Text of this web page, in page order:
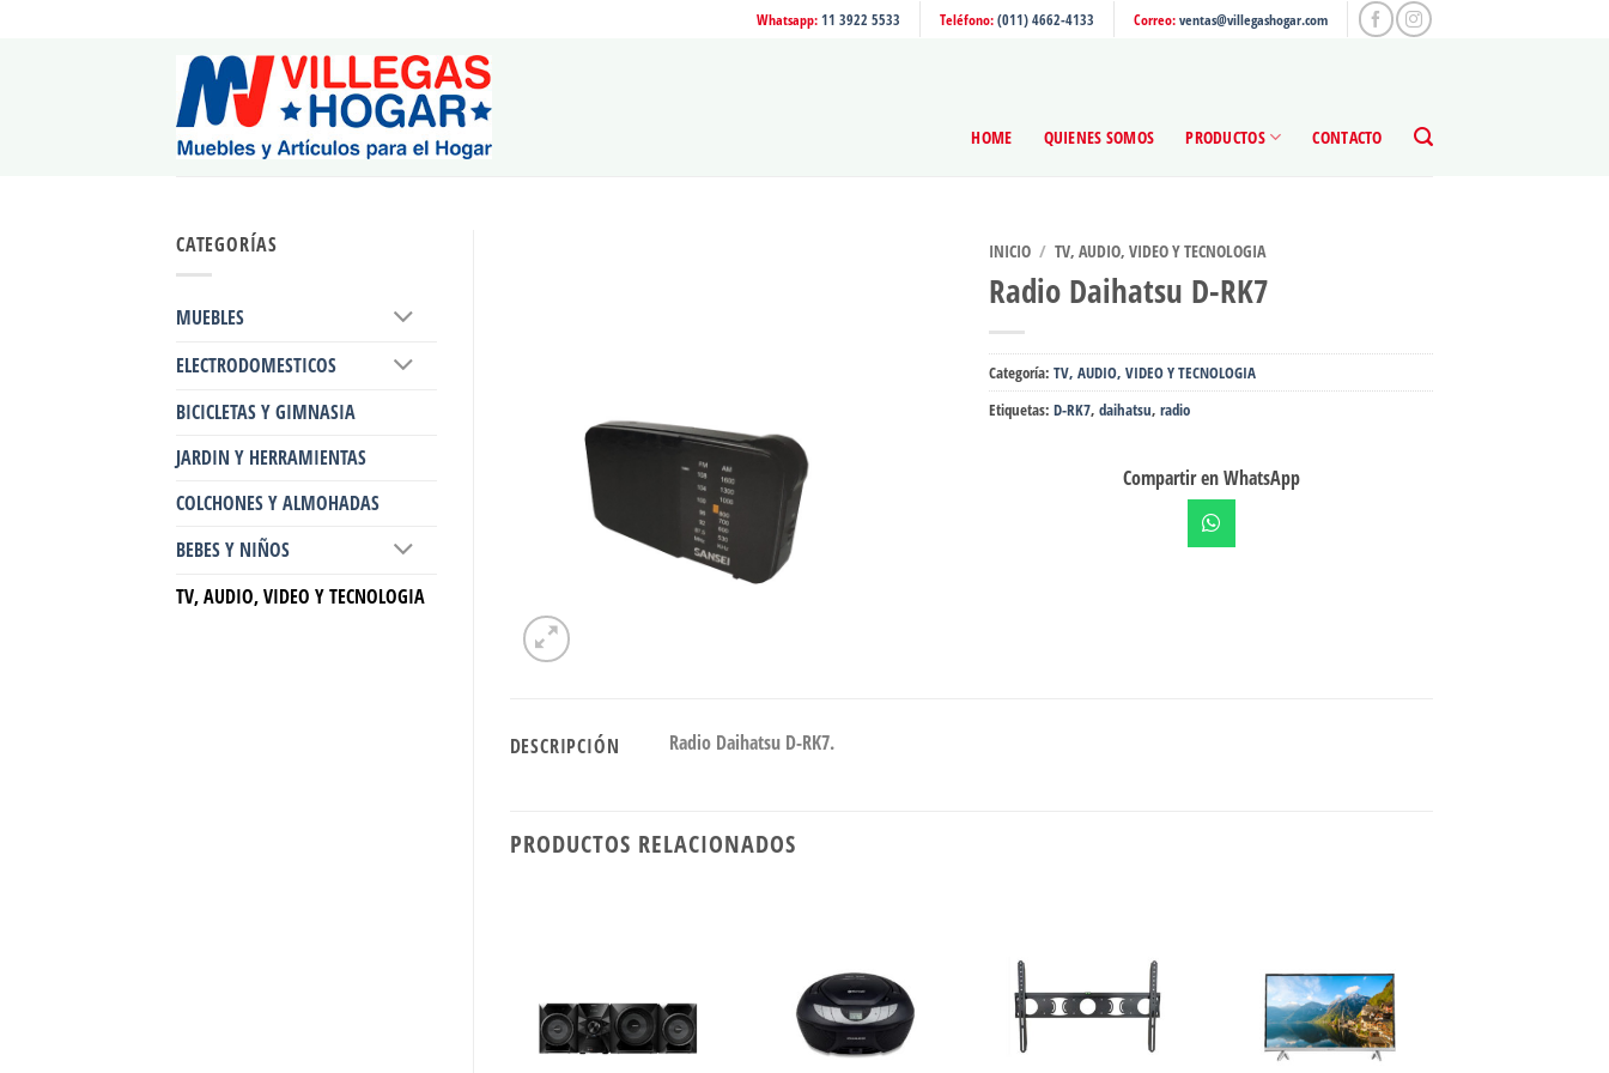
Whatsapp:11 3922 5533 Teléfono:(011) 4662-4133 Correo:ventas@villegashogar.com
HOME QUIENES SOMOS PRODUCTOS CONTACTO
CATEGORÍAS
MUEBLES
ELECTRODOMESTICOS
BICICLETAS Y GIMNASIA
JARDIN Y HERRAMIENTAS
COLCHONES Y ALMOHADAS
BEBES Y NIÑOS
TV, AUDIO, VIDEO Y TECNOLOGIA
INICIO / TV, AUDIO, VIDEO Y TECNOLOGIA
Radio Daihatsu D-RK7
Categoría:TV, AUDIO, VIDEO Y TECNOLOGIA
Etiquetas:D-RK7,daihatsu,radio
Compartir en WhatsApp
DESCRIPCIÓN Radio Daihatsu D-RK7.
PRODUCTOS RELACIONADOS